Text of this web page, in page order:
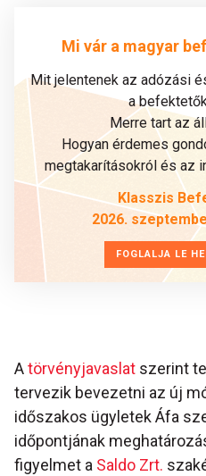
Mi vár a magyar
Mit jelentenek az adózási
a
Merre tart az
Hogyan érdemes
megtakarításokról és az
Klasszis
2026.
FOGLALJA LE
Atörvényjavaslat szerint
tervezik bevezetni az új
időszakos ügyletek Áfa
időpontjának
figyelmet a Saldo Zrt.